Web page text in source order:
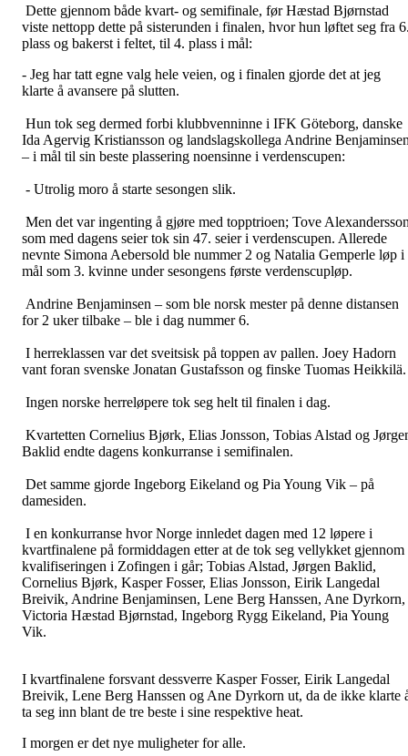
Dette gjennom både kvart- og semifinale, før Hæstad Bjørnstad
viste nettopp dette på sisterunden i finalen, hvor hun løftet seg fra
plass og bakerst i feltet, til 4. plass i mål:
- Jeg har tatt egne valg hele veien, og i finalen gjorde det at jeg
klarte å avansere på slutten.
Hun tok seg dermed forbi klubbvenninne i IFK Göteborg, danske
Ida Agervig Kristiansson og landslagskollega Andrine
– i mål til sin beste plassering noensinne i verdenscupen:
- Utrolig moro å starte sesongen slik.
Men det var ingenting å gjøre med topptrioen; Tove
som med dagens seier tok sin 47. seier i verdenscupen. Allerede
nevnte Simona Aebersold ble nummer 2 og Natalia Gemperle løp i
mål som 3. kvinne under sesongens første verdenscupløp.
Andrine Benjaminsen – som ble norsk mester på denne distansen
for 2 uker tilbake – ble i dag nummer 6.
I herreklassen var det sveitsisk på toppen av pallen. Joey Hadorn
vant foran svenske Jonatan Gustafsson og finske Tuomas Heikkilä.
Ingen norske herreløpere tok seg helt til finalen i dag.
Kvartetten Cornelius Bjørk, Elias Jonsson, Tobias Alstad og
Baklid endte dagens konkurranse i semifinalen.
Det samme gjorde Ingeborg Eikeland og Pia Young Vik – på
damesiden.
I en konkurranse hvor Norge innledet dagen med 12 løpere i
kvartfinalene på formiddagen etter at de tok seg vellykket gjennom
kvalifiseringen i Zofingen i går; Tobias Alstad, Jørgen Baklid,
Cornelius Bjørk, Kasper Fosser, Elias Jonsson, Eirik Langedal
Breivik, Andrine Benjaminsen, Lene Berg Hanssen, Ane Dyrkorn,
Victoria Hæstad Bjørnstad, Ingeborg Rygg Eikeland, Pia Young
Vik.
I kvartfinalene forsvant dessverre Kasper Fosser, Eirik Langedal
Breivik, Lene Berg Hanssen og Ane Dyrkorn ut, da de ikke klarte
ta seg inn blant de tre beste i sine respektive heat.
I morgen er det nye muligheter for alle.